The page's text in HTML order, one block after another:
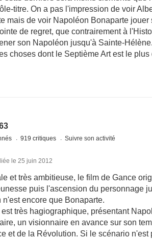
titre. On a pas l'impression de voir
mais de voir Napoléon Bonaparte jouer
de regret, que contrairement à
son Napoléon jusqu'à Sainte-
choses dont le Septième Art est le plus
919 critiques Suivre son activité
le 25 juin 2012
et très ambitieuse, le film de Gance
puis l'ascension du personnage
encore que Bonaparte.
très hagiographique, présentant
un visionnaire en avance sur son
et de la Révolution. Si le scénario